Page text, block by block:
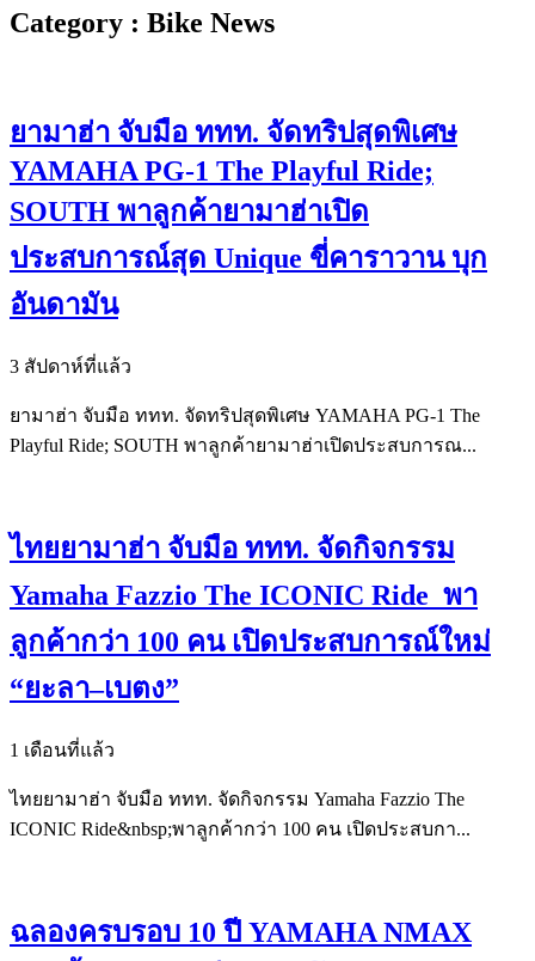
Category : Bike News
ยามาฮ่า จับมือ ททท. จัดทริปสุดพิเศษ
YAMAHA PG-1 The Playful Ride;
SOUTH พาลูกค้ายามาฮ่าเปิด
ประสบการณ์สุด Unique ขี่คาราวาน บุก
อันดามัน
3 สัปดาห์ที่แล้ว
ยามาฮ่า จับมือ ททท. จัดทริปสุดพิเศษ YAMAHA PG-1 The
Playful Ride; SOUTH พาลูกค้ายามาฮ่าเปิดประสบการณ...
ไทยยามาฮ่า จับมือ ททท. จัดกิจกรรม
Yamaha Fazzio The ICONIC Ride พา
ลูกค้ากว่า 100 คน เปิดประสบการณ์ใหม่
“ยะลา–เบตง”
1 เดือนที่แล้ว
ไทยยามาฮ่า จับมือ ททท. จัดกิจกรรม Yamaha Fazzio The
ICONIC Ride&nbsp;พาลูกค้ากว่า 100 คน เปิดประสบกา...
ฉลองครบรอบ 10 ปี YAMAHA NMAX